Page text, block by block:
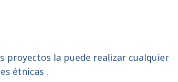
proyectos la puede realizar cualquier
étnicas .